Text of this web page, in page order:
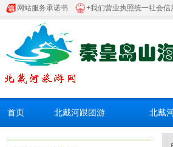
网站服务承诺书 +我们营业执照统一社会信
首页 北戴河跟团游 北戴